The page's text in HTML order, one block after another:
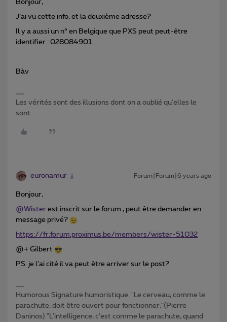
Bonjour,
J’ai vu cette info, et la deuxième adresse?
Il y a aussi un n° en Belgique que PXS peut peut-être
identifier : 028084901
Bàv
Les vérités sont des illusions dont on a oublié qu'elles le
sont.
euronamur Forum|Forum|6 years ago
Bonjour,
@Wister est inscrit sur le forum , peut être demander en
message privé?
https://fr.forum.proximus.be/members/wister-51032
@+ Gilbert
PS. je l’ai cité il va peut être arriver sur le post?
Humorous Signature humoristique. "Le cerveau, comme le
parachute, doit être ouvert pour fonctionner."(Pierre
Daninos) "L'intelligence, c'est comme le parachute, quand